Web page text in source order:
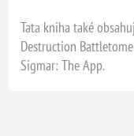
Tata kniha také
Destruction
Sigmar: The App.